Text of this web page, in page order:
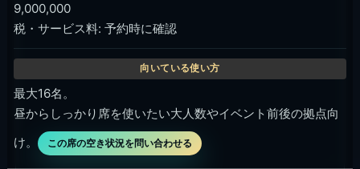
9,000,000
税・サービス料: 予約時に確認
最大16名。
昼からしっかり席を使いたい大人数やイベント前後の拠点向
け。
この席の空き状況を問い合わせる